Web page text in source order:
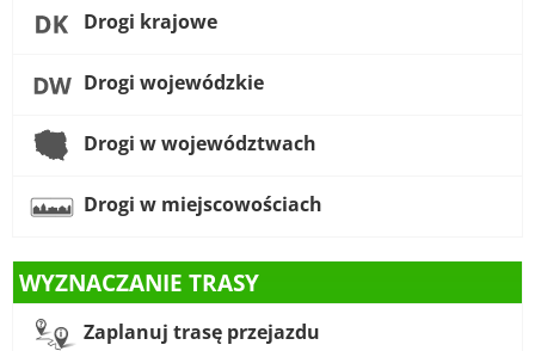
Drogi krajowe
Drogi wojewódzkie
Drogi w województwach
Drogi w miejscowościach
WYZNACZANIE TRASY
Zaplanuj trasę przejazdu